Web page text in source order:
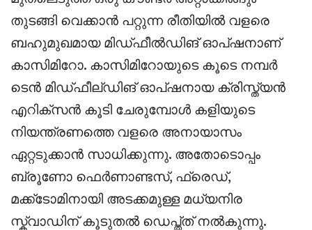
തുടങ്ങി വെക്കാൻ പറ്റുന്ന രീതിയിൽ വളരെ
ബഹുമുഖമായ മിഡ്ഫീൽഡിങ് ഓപ്ഷനാണ്
കാസിമിറോ. കാസിമിറോയുടെ കൂടെ നമ്പർ
ടെൻ മിഡ്ഫീല്ഡിങ് ഓപ്ഷനായ ക്രിസ്ത്യൻ
എറിക്സൻ കൂടി ചേരുമ്പോൾ കളിയുടെ
നിയന്ത്രണത്തെ വളരെ അനായാസം
ഏറ്റടുക്കാൻ സാധിക്കുന്നു. അതോടൊപ്പം
ബ്രൂണോ ഫെർണാണ്ടസ്, ഫ്രെഡ്,
മക്ക്ടോമിനായി അടക്കമുള്ള മധ്യനിര
സ്ക്വാഡിന് കൂടുതൽ ഡെപ്ത്ത് നൽകുന്നു.